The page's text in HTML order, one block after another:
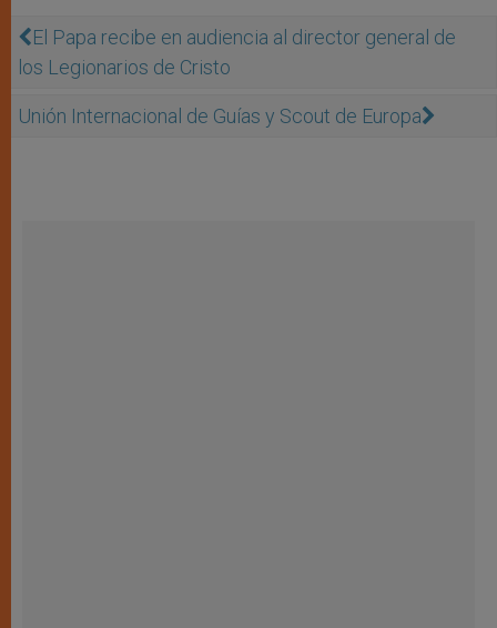
El Papa recibe en audiencia al director general de
los Legionarios de Cristo
Unión Internacional de Guías y Scout de Europa